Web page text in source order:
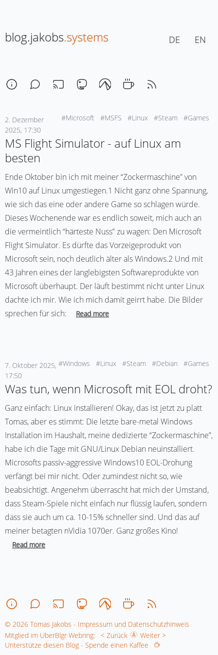
blog.jakobs.systems DE EN
#Microsoft #MSFS #Linux #Steam #Games
2. Dezember
2025, 17:30
MS Flight Simulator - auf Linux am
besten
Ende Oktober bin ich mit meiner “Zockermaschine” von
Win10 auf Linux umgestiegen.1 Nicht ganz ohne Spannung,
wie sich das eine oder andere Game so schlagen würde.
Dieses Wochenende war es endlich soweit, mich auch an
die vermeintlich “härteste Nuss” zu wagen: Den Microsoft
Flight Simulator. Es dürfte das Vorzeigeprodukt von
Microsoft sein, noch deutlich älter als Windows.2 Und mit
43 Jahren eines der langlebigsten Softwareprodukte von
Microsoft überhaupt. Der läuft bestimmt nicht unter Linux
dachte ich mir. Wie ich mich damit geirrt habe. Die Bilder
sprechen für sich:
Read more
#Windows #Linux #Steam #Debian #Games
7. Oktober 2025,
17:50
Was tun, wenn Microsoft mit EOL droht?
Ganz einfach: Linux installieren! Okay, das ist jetzt zu platt
Tomas, aber es stimmt: Die letzte bare-metal Windows
Installation im Haushalt, meine dedizierte “Zockermaschine”,
habe ich die Tage mit GNU/Linux Debian neuinstalliert.
Microsofts passiv-aggressive Windows10 EOL-Drohung
verfängt bei mir nicht. Oder zumindest nicht so, wie
beabsichtigt. Angenehm überrascht hat mich der Umstand,
dass Steam-Spiele nicht einfach nur flüssig laufen, sondern
dass sie auch um ca. 10-15% schneller sind. Und das auf
meiner betagten nVidia 1070er. Ganz großes Kino!
Read more
© 2026 Tomas Jakobs - Impressum und Datenschutzhinweis
Mitglied im UberBlgr Webring:
< Zurück
Weiter >
Unterstütze diesen Blog - Spende einen Kaffee